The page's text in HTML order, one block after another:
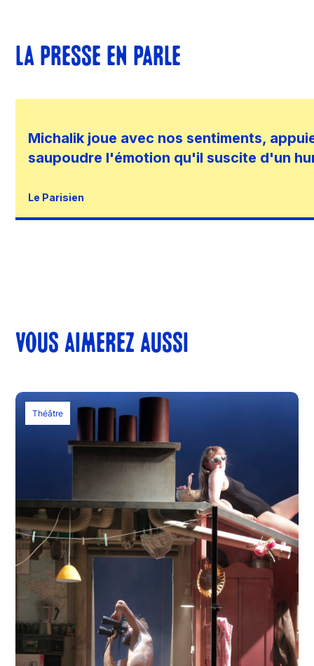
LA PRESSE EN PARLE
Michalik joue avec nos sentiments,
saupoudre l'émotion qu'il suscite d'un
Le Parisien
VOUS AIMEREZ AUSSI
Théâtre